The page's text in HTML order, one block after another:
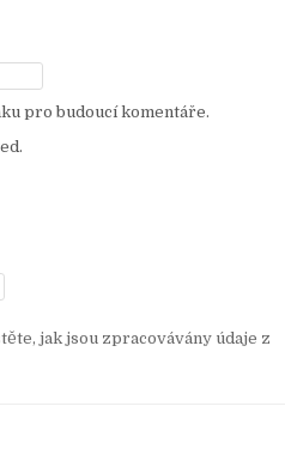
pro budoucí komentáře.
jak jsou zpracovávány údaje z